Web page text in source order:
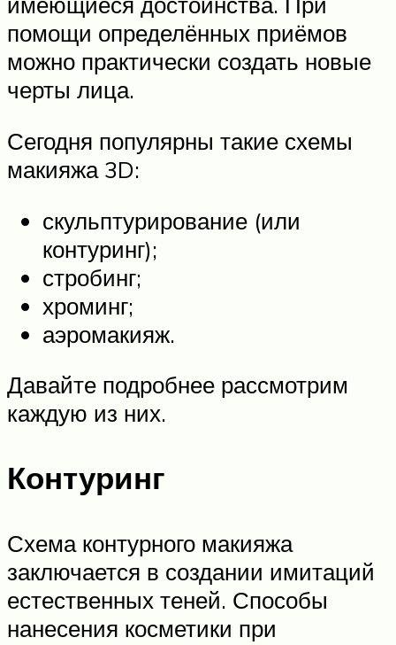
помощи определённых приёмов
можно практически создать новые
черты лица.
Сегодня популярны такие схемы
макияжа 3D:
скульптурирование (или
контуринг);
стробинг;
хроминг;
аэромакияж.
Давайте подробнее рассмотрим
каждую из них.
Контуринг
Схема контурного макияжа
заключается в создании имитаций
естественных теней. Способы
нанесения косметики при